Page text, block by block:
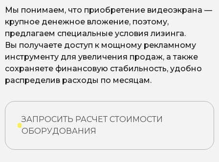
Мы понимаем, что приобретение видеоэкрана —
крупное денежное вложение, поэтому,
предлагаем специальные условия лизинга.
Вы получаете доступ к мощному рекламному
инструменту для увеличения продаж, а также
сохраняете финансовую стабильность, удобно
распределив расходы по месяцам.
ЗАПРОСИТЬ РАСЧЕТ СТОИМОСТИ
ОБОРУДОВАНИЯ